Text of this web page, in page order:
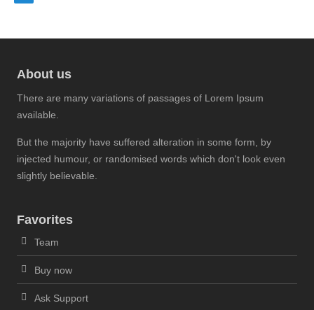
About us
There are many variations of passages of Lorem Ipsum
available.
But the majority have suffered alteration in some form, by
injected humour, or randomised words which don't look even
slightly believable.
Favorites
Team
Buy now
Ask Support